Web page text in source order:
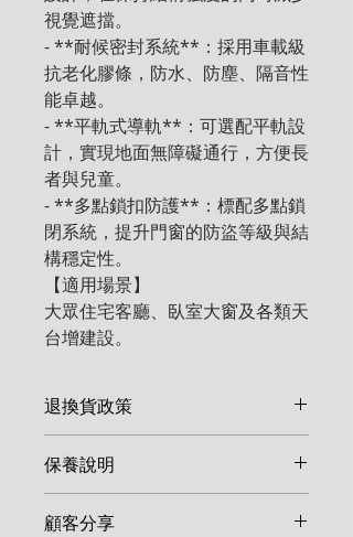
視覺遮擋。
- **耐候密封系統**：採用車載級
抗老化膠條，防水、防塵、隔音性
能卓越。
- **平軌式導軌**：可選配平軌設
計，實現地面無障礙通行，方便長
者與兒童。
- **多點鎖扣防護**：標配多點鎖
閉系統，提升門窗的防盜等級與結
構穩定性。
【適用場景】
大眾住宅客廳、臥室大窗及各類天
台增建設。
退換貨政策
尺寸，一旦確認訂單並開始生產，
恕不接受取消或退換。如產品在安
裝後發現非人為因素之結構瑕疵，
保養說明
顧客分享